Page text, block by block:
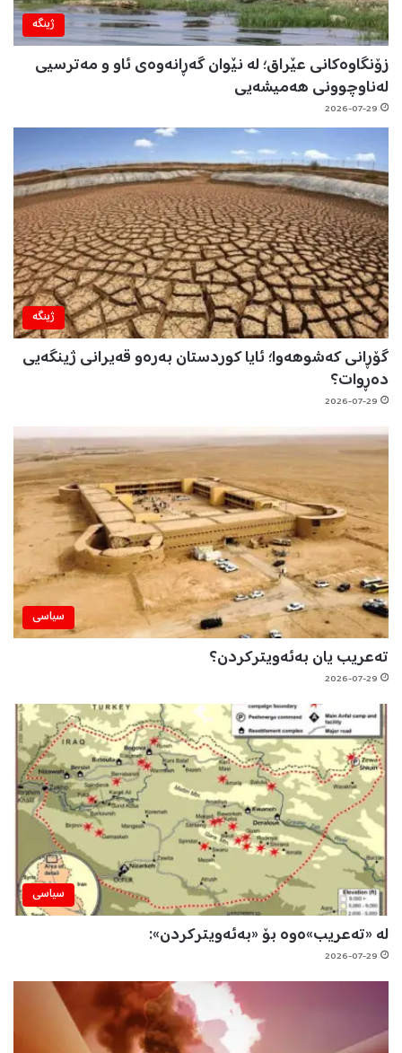
ژینگه‌
زۆنگاوەکانی عێراق؛ لە نێوان گەڕانەوەی ئاو و مەترسیی
لەناوچوونی هەمیشەیی
2026-07-29
ژینگه‌
گۆڕانی کەشوهەوا؛ ئایا کوردستان بەرەو قەیرانی ژینگەیی
دەڕوات؟
2026-07-29
سیاسی
تەعریب یان بەئەویترکردن؟
2026-07-29
سیاسی
لە «تەعریب»ەوە بۆ «بەئەویترکردن»:
2026-07-29